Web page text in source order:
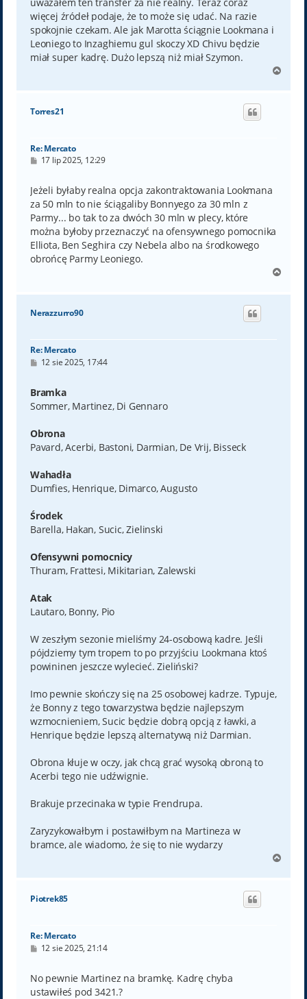
więcej źródeł podaje, że to może się udać. Na razie
spokojnie czekam. Ale jak Marotta ściągnie Lookmana i
Leoniego to Inzaghiemu gul skoczy XD Chivu będzie
miał super kadrę. Dużo lepszą niż miał Szymon.
g
Torres21
Re: Mercato
P
t
17 lip 2025, 12:29
Jeżeli byłaby realna opcja zakontraktowania Lookmana
za 50 mln to nie ściągaliby Bonnyego za 30 mln z
Parmy... bo tak to za dwóch 30 mln w plecy, które
można byłoby przeznaczyć na ofensywnego pomocnika
Elliota, Ben Seghira czy Nebela albo na środkowego
obrońcę Parmy Leoniego.
g
Nerazzurro90
Re: Mercato
P
t
12 sie 2025, 17:44
Bramka
Sommer, Martinez, Di Gennaro
Obrona
Pavard, Acerbi, Bastoni, Darmian, De Vrij, Bisseck
Wahadła
Dumfies, Henrique, Dimarco, Augusto
Środek
Barella, Hakan, Sucic, Zielinski
Ofensywni pomocnicy
Thuram, Frattesi, Mikitarian, Zalewski
Atak
Lautaro, Bonny, Pio
W zeszłym sezonie mieliśmy 24-osobową kadre. Jeśli
pójdziemy tym tropem to po przyjściu Lookmana ktoś
powininen jeszcze wylecieć. Zieliński?
Imo pewnie skończy się na 25 osobowej kadrze. Typuje,
że Bonny z tego towarzystwa będzie najlepszym
wzmocnieniem, Sucic będzie dobrą opcją z ławki, a
Henrique będzie lepszą alternatywą niż Darmian.
Obrona kłuje w oczy, jak chcą grać wysoką obroną to
Acerbi tego nie udźwignie.
Brakuje przecinaka w typie Frendrupa.
Zaryzykowałbym i postawiłbym na Martineza w
bramce, ale wiadomo, że się to nie wydarzy
g
Piotrek85
Re: Mercato
P
t
12 sie 2025, 21:14
No pewnie Martinez na bramkę. Kadrę chyba
ustawiłeś pod 3421.?